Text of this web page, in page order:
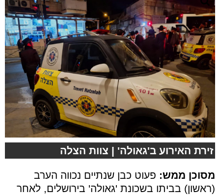
זירת האירוע ב'גאולה' | צוות הצלה
מסוכן ממש: פעוט כבן שנתיים נכווה הערב
(ראשון) בביתו בשכונת 'גאולה' בירושלים, לאחר